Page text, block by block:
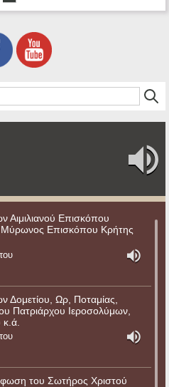
Αιμιλιανού Επισκόπου
Μύρωνος Επισκόπου Κρήτης
Δομετίου, Ωρ, Ποταμίας,
Πατριάρχου Ιεροσολύμων,
κ.ά.
του Σωτήρος Χριστού